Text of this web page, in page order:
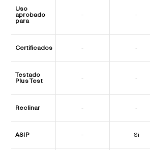
Uso
aprobado
para
- -
Certificados - -
Testado
Plus Test
- -
Reclinar - -
ASIP - Sí